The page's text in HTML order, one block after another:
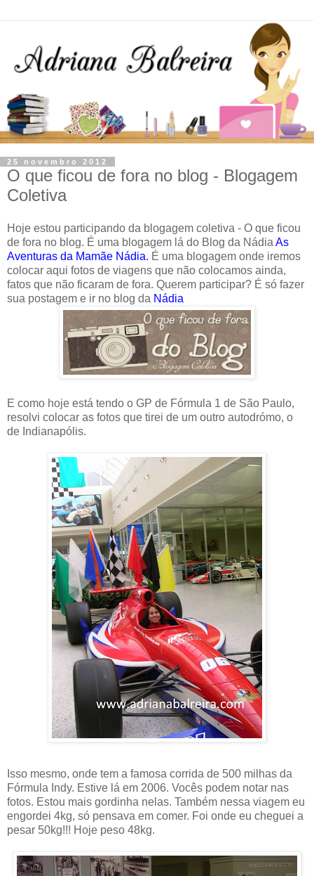
25 novembro 2012
O que ficou de fora no blog - Blogagem
Coletiva
Hoje estou participando da blogagem coletiva - O que ficou
de fora no blog. É uma blogagem lá do Blog da Nádia As
Aventuras da Mamãe Nádia. É uma blogagem onde iremos
colocar aqui fotos de viagens que não colocamos ainda,
fatos que não ficaram de fora. Querem participar? É só fazer
sua postagem e ir no blog da Nádia
E como hoje está tendo o GP de Fórmula 1 de São Paulo,
resolvi colocar as fotos que tirei de um outro autodrómo, o
de Indianapólis.
Isso mesmo, onde tem a famosa corrida de 500 milhas da
Fórmula Indy. Estive lá em 2006. Vocês podem notar nas
fotos. Estou mais gordinha nelas. Também nessa viagem eu
engordei 4kg, só pensava em comer. Foi onde eu cheguei a
pesar 50kg!!! Hoje peso 48kg.